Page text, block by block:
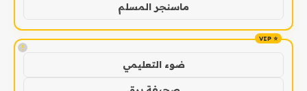
ماسنجر المسلم
!
ضوء التعليمي